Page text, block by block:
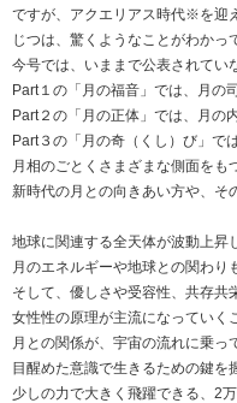
ですが、アクエリアス時代※を迎
じつは、驚くようなことがわかっ
今号では、いままで公表されてい
Part１の「月の福音」では、月の
Part２の「月の正体」では、月の
Part３の「月の奇（くし）び」で
月相のごとくさまざまな側面をも
新時代の月との向きあい方や、そ
地球に関連する全天体が波動上昇
月のエネルギーや地球との関わり
そして、優しさや受容性、共存共
女性性の原理が主流になっていく
月との関係が、宇宙の流れに乗っ
目醒めた意識で生きるための鍵を
少しの力で大きく飛躍できる、2